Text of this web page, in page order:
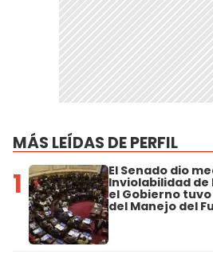
MÁS LEÍDAS DE PERFIL
1 El Senado dio
Inviolabilidad de
el Gobierno
del Manejo del